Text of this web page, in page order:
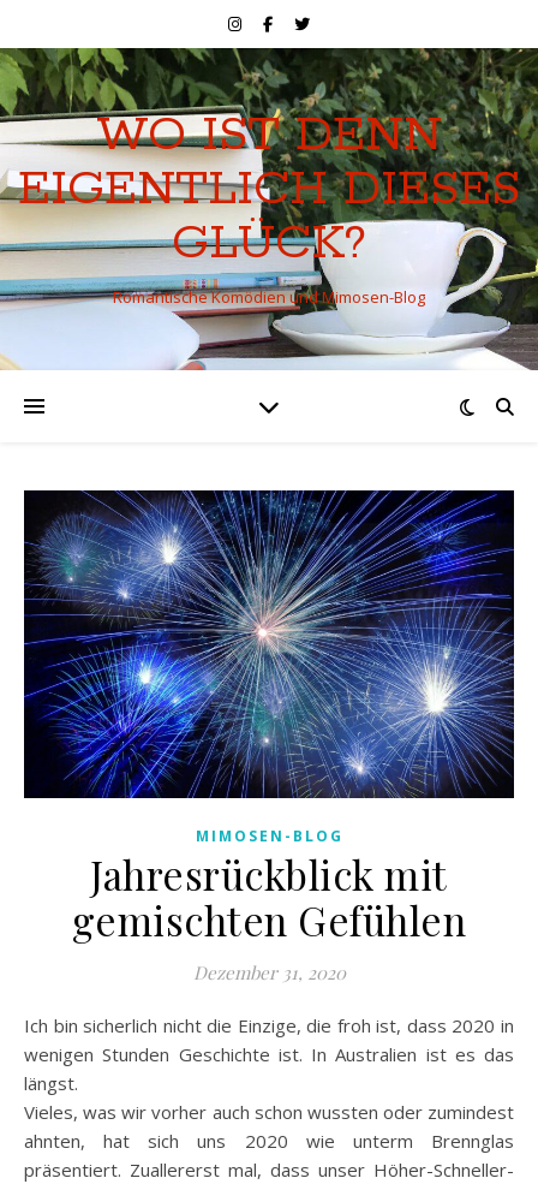
WO IST DENN
EIGENTLICH DIESES
GLÜCK?
Romantische Komödien und Mimosen-Blog
MIMOSEN-BLOG
Jahresrückblick mit
gemischten Gefühlen
Dezember 31, 2020
Ich bin sicherlich nicht die Einzige, die froh ist, dass 2020 in
wenigen Stunden Geschichte ist. In Australien ist es das
längst.
Vieles, was wir vorher auch schon wussten oder zumindest
ahnten, hat sich uns 2020 wie unterm Brennglas
präsentiert. Zuallererst mal, dass unser Höher-Schneller-